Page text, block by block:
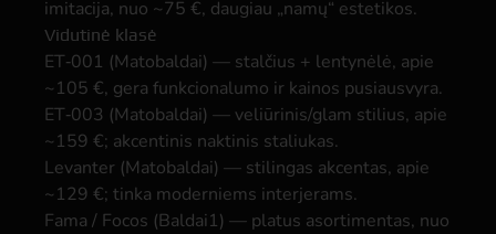
imitacija, nuo ~75 €, daugiau „namų“ estetikos.
Vidutinė klasė
ET‑001 (Matobaldai) — stalčius + lentynėlė, apie
~105 €, gera funkcionalumo ir kainos pusiausvyra.
ET‑003 (Matobaldai) — veliūrinis/glam stilius, apie
~159 €; akcentinis naktinis staliukas.
Levanter (Matobaldai) — stilingas akcentas, apie
~129 €; tinka moderniems interjerams.
Fama / Focos (Baldai1) — platus asortimentas, nuo